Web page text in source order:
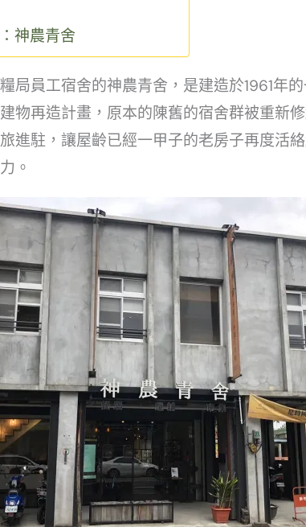
神農青舍
局員工宿舍的神農青舍，是建造於1961年
物再造計畫，原本的陳舊的宿舍群被重新
進駐，讓屋齡已經一甲子的老房子再度活
。